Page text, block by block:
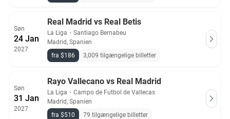
Søn
24 Jan
2027
Real Madrid vs Real Betis
La Liga ・ Santiago Bernabeu
Madrid, Spanien
fra $186
3,009 tilgængelige billetter
Søn
31 Jan
2027
Rayo Vallecano vs Real Madrid
La Liga ・ Campo de Futbol de Vallecas
Madrid, Spanien
fra $510
79 tilgængelige billetter